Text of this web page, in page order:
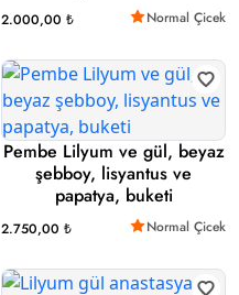
2.000,00 ₺ Normal Çicek
Pembe Lilyum ve gül, beyaz
şebboy, lisyantus ve
papatya, buketi
2.750,00 ₺ Normal Çicek